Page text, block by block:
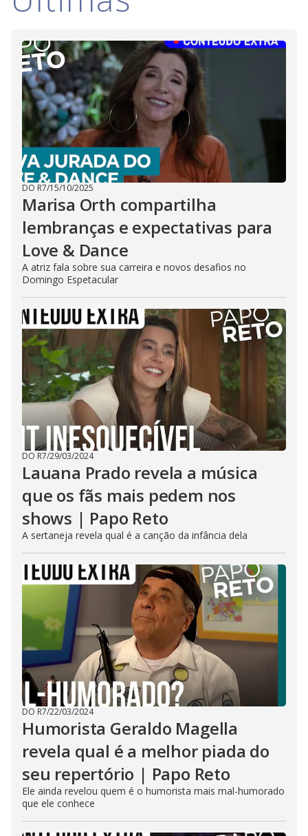
e
o
DO R7/15/10/2025
Marisa Orth compartilha
lembranças e expectativas para
Love & Dance
A atriz fala sobre sua carreira e novos desafios no
Domingo Espetacular
DO R7/29/03/2024
Lauana Prado revela a música
que os fãs mais pedem nos
shows | Papo Reto
A sertaneja revela qual é a canção da infância dela
DO R7/22/03/2024
Humorista Geraldo Magella
revela qual é a melhor piada do
seu repertório | Papo Reto
Ele ainda revelou quem é o humorista mais mal-humorado
que ele conhece